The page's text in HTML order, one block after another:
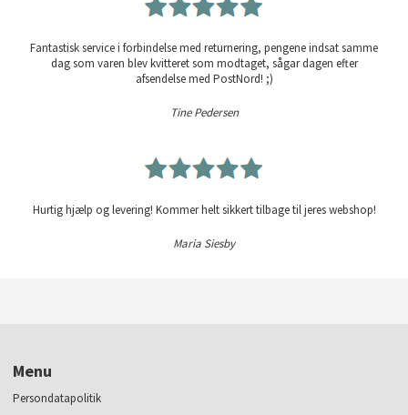
Fantastisk service i forbindelse med returnering, pengene indsat samme
dag som varen blev kvitteret som modtaget, sågar dagen efter
afsendelse med PostNord! ;)
Tine Pedersen
Hurtig hjælp og levering! Kommer helt sikkert tilbage til jeres webshop!
Maria Siesby
Menu
Persondatapolitik